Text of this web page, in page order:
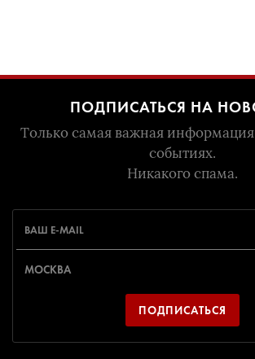
ПОДПИСАТЬСЯ НА
Только самая важная
событиях.
Никакого спама.
ПОДПИСАТЬСЯ